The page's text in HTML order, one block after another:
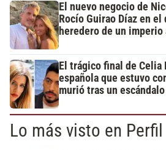
El nuevo negocio de
Rocío Guirao Díaz en
heredero de un
El trágico final de Celia
española que estuvo
murió tras un escándalo
Lo más visto en Perfil